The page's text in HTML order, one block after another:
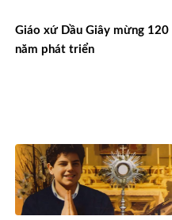
Giáo xứ Dầu Giây mừng 120
năm phát triển